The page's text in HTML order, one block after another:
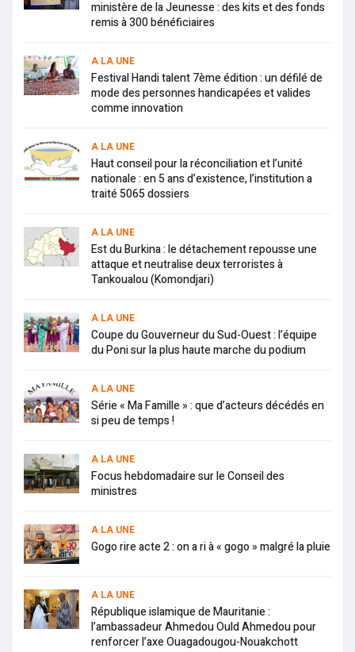
ministère de la Jeunesse : des kits et des fonds
remis à 300 bénéficiaires
A LA UNE
Festival Handi talent 7ème édition : un défilé de
mode des personnes handicapées et valides
comme innovation
A LA UNE
Haut conseil pour la réconciliation et l’unité
nationale : en 5 ans d’existence, l’institution a
traité 5065 dossiers
A LA UNE
Est du Burkina : le détachement repousse une
attaque et neutralise deux terroristes à
Tankoualou (Komondjari)
A LA UNE
Coupe du Gouverneur du Sud-Ouest : l’équipe
du Poni sur la plus haute marche du podium
A LA UNE
Série « Ma Famille » : que d’acteurs décédés en
si peu de temps !
A LA UNE
Focus hebdomadaire sur le Conseil des
ministres
A LA UNE
Gogo rire acte 2 : on a ri à « gogo » malgré la pluie
A LA UNE
République islamique de Mauritanie :
l’ambassadeur Ahmedou Ould Ahmedou pour
renforcer l’axe Ouagadougou-Nouakchott